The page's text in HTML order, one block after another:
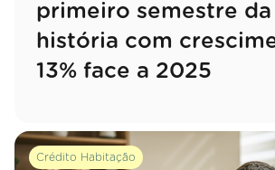
primeiro semestre da
história com
13% face a 2025
Crédito Habitação